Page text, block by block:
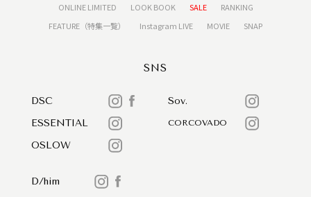
ONLINE LIMITED
LOOK BOOK SALE
RANKING
FEATURE（特集一覧）
Instagram LIVE MOVIE SNAP
SNS
DSC
Sov.
ESSENTIAL
CORCOVADO
OSLOW
D/him